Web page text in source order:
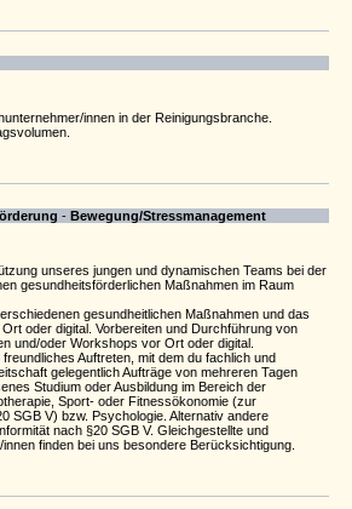
innen in der Reinigungsbranche.
- Bewegung/Stressmanagement
unseres jungen und dynamischen Teams bei der
gesundheitsförderlichen Maßnahmen im Raum
gesundheitlichen Maßnahmen und das
oder digital. Vorbereiten und Durchführung von
und/oder Workshops vor Ort oder digital.
Auftreten, mit dem du fachlich und
gelegentlich Aufträge von mehreren Tagen
Studium oder Ausbildung im Bereich der
Sport- oder Fitnessökonomie (zur
SGB V) bzw. Psychologie. Alternativ andere
nach §20 SGB V. Gleichgestellte und
finden bei uns besondere Berücksichtigung.